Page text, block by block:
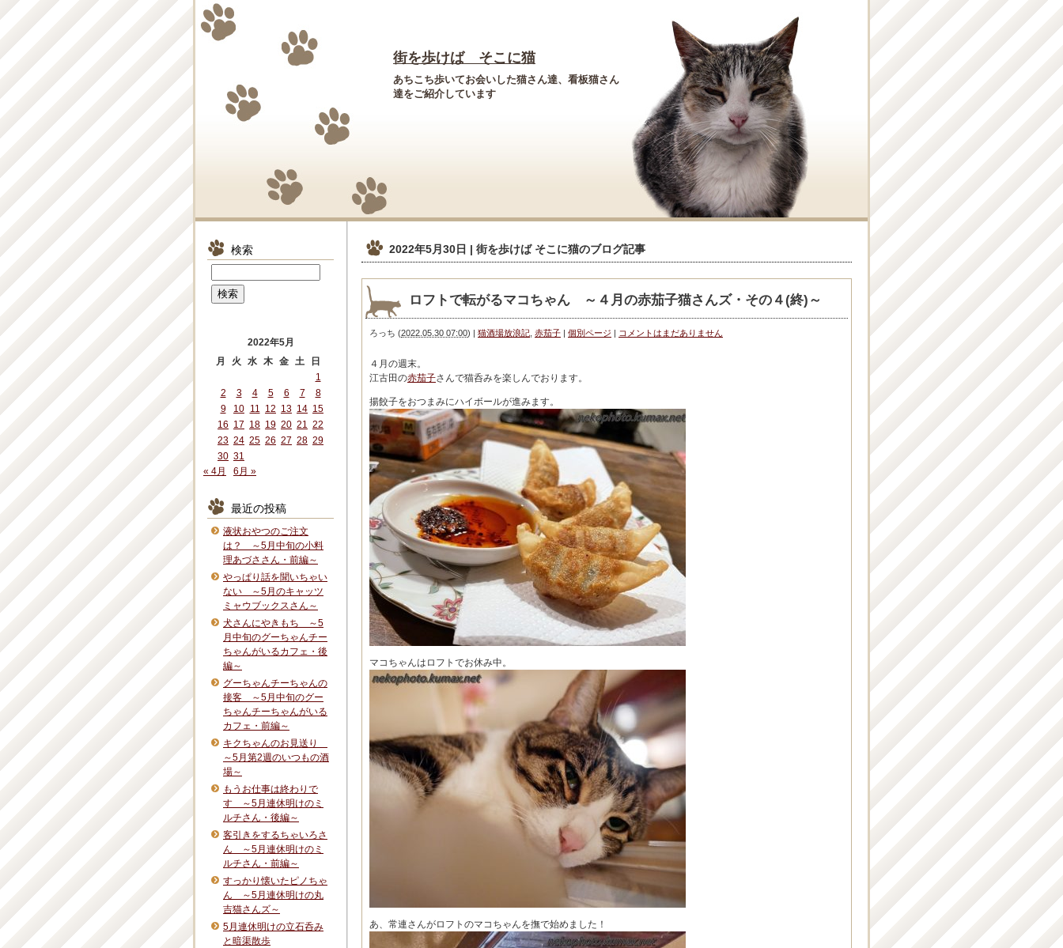
街を歩けば そこに猫
あちこち歩いてお会いした猫さん達、看板猫さん
達をご紹介しています
2022年5月30日 | 街を歩けば そこに猫のブログ記事
ロフトで転がるマコちゃん ～４月の赤茄子猫さんズ・その４(終)～
ろっち (2022.05.30 07:00) | 猫酒場放浪記 赤茄子 | 個別ページ | コメントはまだありません
４月の週末。
江古田の赤茄子さんで猫呑みを楽しんでおります。
揚餃子をおつまみにハイボールが進みます。
マコちゃんはロフトでお休み中。
あ、常連さんがロフトのマコちゃんを撫で始めました！
検索
2022年5月
月
火 水 木 金 土
日
1
2
3 4 5 6 7
8
9
10 11 12 13 14 15
16 17 18 19 20 21 22
23 24 25 26 27 28 29
30 31
« 4月
6月 »
最近の投稿
液状おやつのご注文
は？ ～5月中旬の小料
理あづささん・前編～
やっぱり話を聞いちゃい
ない ～5月のキャッツ
ミャウブックスさん～
犬さんにやきもち ～5
月中旬のグーちゃんチー
ちゃんがいるカフェ・後
編～
グーちゃんチーちゃんの
接客 ～5月中旬のグー
ちゃんチーちゃんがいる
カフェ・前編～
キクちゃんのお見送り
～5月第2週のいつもの酒
場～
もうお仕事は終わりで
す ～5月連休明けのミ
ルチさん・後編～
客引きをするちゃいろさ
ん ～5月連休明けのミ
ルチさん・前編～
すっかり懐いたピノちゃ
ん ～5月連休明けの丸
吉猫さんズ～
5月連休明けの立石呑み
と暗渠散歩